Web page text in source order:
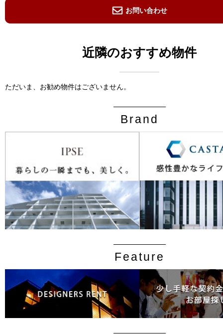
お問い合わせ
近隣のおすすめ物件
ただいま、お勧め物件はございません。
Brand
Feature